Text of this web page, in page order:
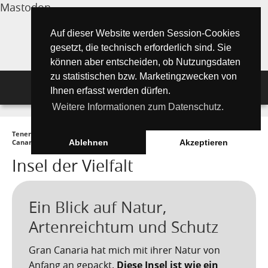
Auf dieser Website werden Session-Cookies
gesetzt, die technisch erforderlich sind. Sie
können aber entscheiden, ob Nutzungsdaten
zu statistischen bzw. Marketingzwecken von
Ihnen erfasst werden dürfen.
Weitere Informationen zum Datenschutz.
Ablehnen Akzeptieren
Mastodon
Navigation
Aktuelle Artikel ►
Tipps für Urlauber
Umwelt & Natur
Geschichte & Geschichten
Tipps für Urlauber
Must See Orte
Santa Cruz de Tenerife
Teno-Gebirge - Masca
Playa de las Teresitas
Playa de las Américas
Wandern auf Teneriffa
Masca-Schlucht
Kontakte für Notfälle
Wissenswertes
El Drago Milenario
Fauna
Orte und Regionen
Bezirke (Municipios)
Teneriffa
Teneriffa Inselmagazin ONLINE
Canaria
Insel der Vielfalt
Insel der Vielfalt
Ein Blick auf Natur,
Artenreichtum und Schutz
Gran Canaria hat mich mit ihrer Natur von
Anfang an gepackt. Diese Insel ist wie ein